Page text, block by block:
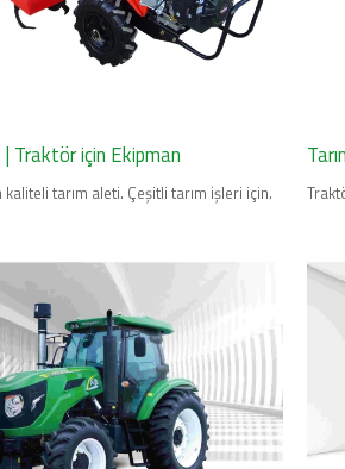
Traktör için Ekipman
tarım aleti. Çeşitli tarım işleri için.